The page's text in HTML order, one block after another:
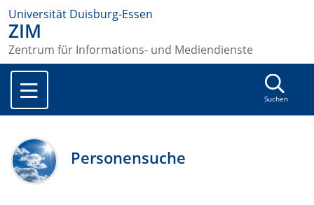
Universität Duisburg-Essen
ZIM
Zentrum für Informations- und Mediendienste
Suchen
Personensuche